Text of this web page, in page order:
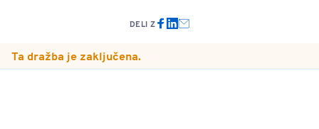
DELI Z
Ta dražba je zaključena.